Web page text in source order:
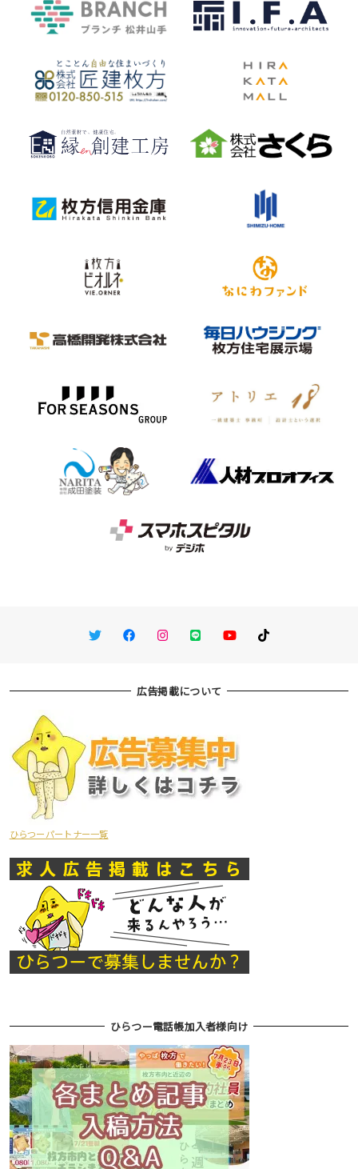
TwitterFacebookInstagram
LINE You TubeTikTok
広告掲載について
ひらつーパートナー一覧
ひらつー電話帳加入者様向け